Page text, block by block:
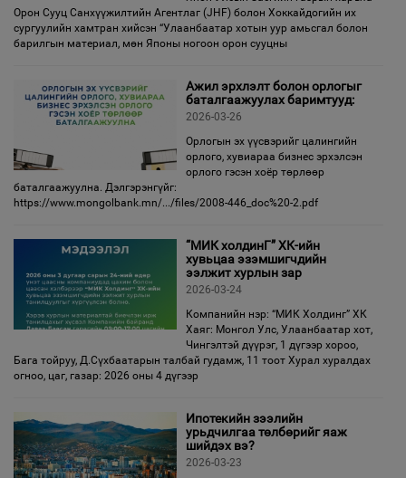
Орон Сууц Санхүүжилтийн Агентлаг (JHF) болон Хоккайдогийн их
сургуулийн хамтран хийсэн “Улаанбаатар хотын уур амьсгал болон
барилгын материал, мөн Японы ногоон орон сууцны
Ажил эрхлэлт болон орлогыг
баталгаажуулах баримтууд:
2026-03-26
Орлогын эх үүсвэрийг цалингийн
орлого, хувиараа бизнес эрхэлсэн
орлого гэсэн хоёр төрлөөр
баталгаажуулна. Дэлгэрэнгүйг:
https://www.mongolbank.mn/.../files/2008-446_doc%20-2.pdf
“МИК холдинГ” ХК-ийн
хувьцаа эзэмшигчдийн
ээлжит хурлын зар
2026-03-24
Компанийн нэр: “МИК Холдинг” ХК
Хаяг: Монгол Улс, Улаанбаатар хот,
Чингэлтэй дүүрэг, 1 дүгээр хороо,
Бага тойруу, Д.Сүхбаатарын талбай гудамж, 11 тоот Хурал хуралдах
огноо, цаг, газар: 2026 оны 4 дүгээр
Ипотекийн зээлийн
урьдчилгаа төлбөрийг яаж
шийдэх вэ?
2026-03-23